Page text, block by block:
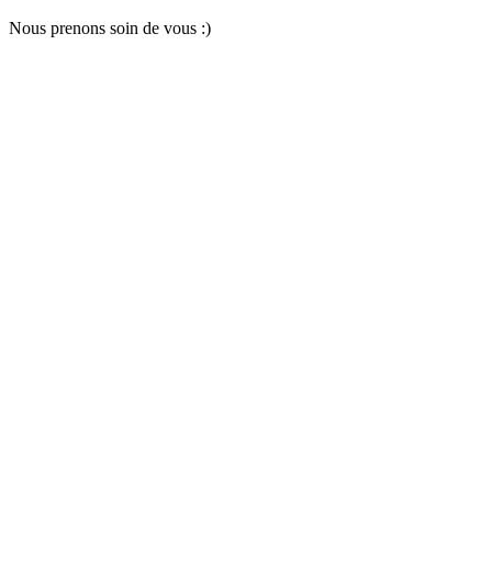
Nous prenons soin de vous :)